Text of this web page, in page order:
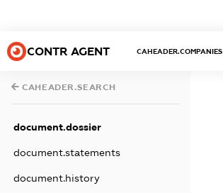
CONTR AGENT CAHEADER.COMPANIES
CAHEADER.SEARCH
document.dossier
document.statements
document.history